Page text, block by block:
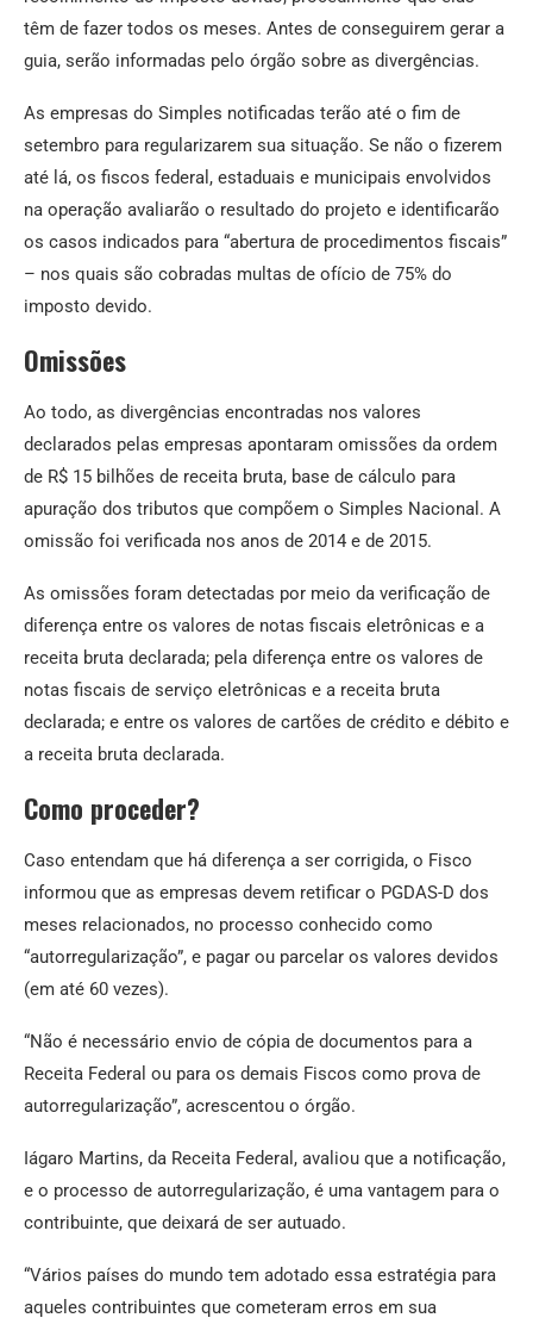
têm de fazer todos os meses. Antes de conseguirem gerar a
guia, serão informadas pelo órgão sobre as divergências.
As empresas do Simples notificadas terão até o fim de
setembro para regularizarem sua situação. Se não o fizerem
até lá, os fiscos federal, estaduais e municipais envolvidos
na operação avaliarão o resultado do projeto e identificarão
os casos indicados para “abertura de procedimentos fiscais”
– nos quais são cobradas multas de ofício de 75% do
imposto devido.
Omissões
Ao todo, as divergências encontradas nos valores
declarados pelas empresas apontaram omissões da ordem
de R$ 15 bilhões de receita bruta, base de cálculo para
apuração dos tributos que compõem o Simples Nacional. A
omissão foi verificada nos anos de 2014 e de 2015.
As omissões foram detectadas por meio da verificação de
diferença entre os valores de notas fiscais eletrônicas e a
receita bruta declarada; pela diferença entre os valores de
notas fiscais de serviço eletrônicas e a receita bruta
declarada; e entre os valores de cartões de crédito e débito e
a receita bruta declarada.
Como proceder?
Caso entendam que há diferença a ser corrigida, o Fisco
informou que as empresas devem retificar o PGDAS-D dos
meses relacionados, no processo conhecido como
“autorregularização”, e pagar ou parcelar os valores devidos
(em até 60 vezes).
“Não é necessário envio de cópia de documentos para a
Receita Federal ou para os demais Fiscos como prova de
autorregularização”, acrescentou o órgão.
Iágaro Martins, da Receita Federal, avaliou que a notificação,
e o processo de autorregularização, é uma vantagem para o
contribuinte, que deixará de ser autuado.
“Vários países do mundo tem adotado essa estratégia para
aqueles contribuintes que cometeram erros em sua